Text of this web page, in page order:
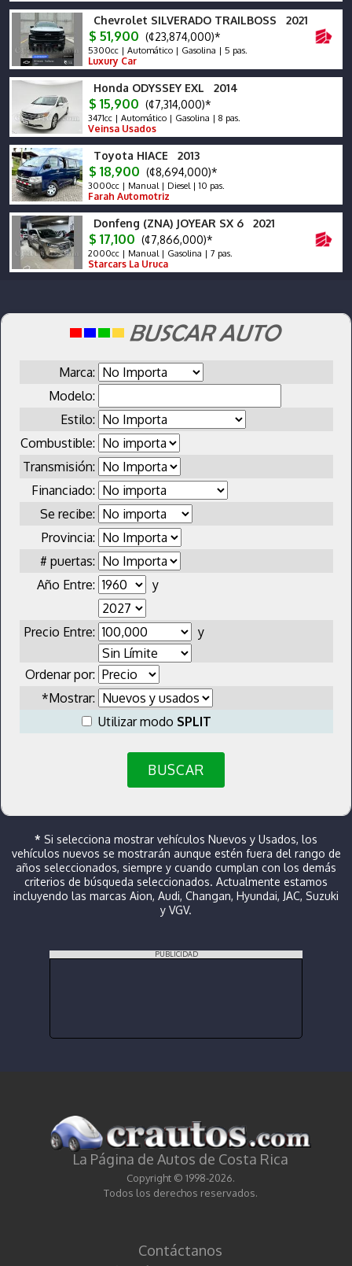
Chevrolet SILVERADO TRAILBOSS 2021
$ 51,900 (¢23,874,000)*
5300cc | Automático | Gasolina | 5 pas.
Luxury Car
Honda ODYSSEY EXL 2014
$ 15,900 (¢7,314,000)*
3471cc | Automático | Gasolina | 8 pas.
Veinsa Usados
Toyota HIACE 2013
$ 18,900 (¢8,694,000)*
3000cc | Manual | Diesel | 10 pas.
Farah Automotriz
Donfeng (ZNA) JOYEAR SX 6 2021
$ 17,100 (¢7,866,000)*
2000cc | Manual | Gasolina | 7 pas.
Starcars La Uruca
Marca:
Modelo:
Estilo:
Combustible:
Transmisión:
Financiado:
Se recibe:
Provincia:
# puertas:
Año Entre:
y
Precio Entre: y
Ordenar por:
*Mostrar:
Utilizar modo SPLIT
BUSCAR
* Si selecciona mostrar vehículos Nuevos y Usados, los
vehículos nuevos se mostrarán aunque estén fuera del rango de
años seleccionados, siempre y cuando cumplan con los demás
criterios de búsqueda seleccionados. Actualmente estamos
incluyendo las marcas Aion, Audi, Changan, Hyundai, JAC, Suzuki
y VGV.
PUBLICIDAD
La Página de Autos de Costa Rica
Copyright © 1998-2026.
Todos los derechos reservados.
Contáctanos